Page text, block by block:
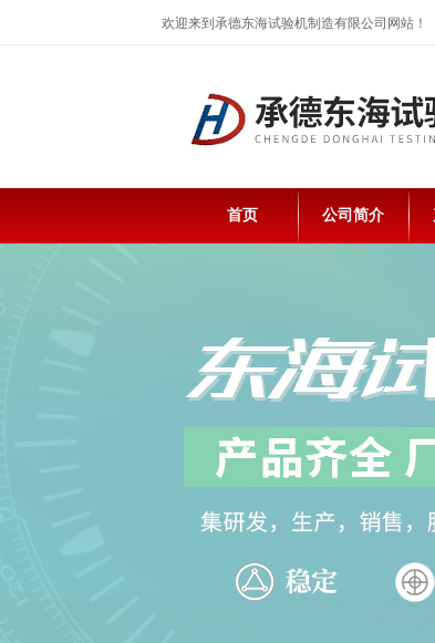
欢迎来到承德东海试验机制造有限公司网站！
首页 公司简介